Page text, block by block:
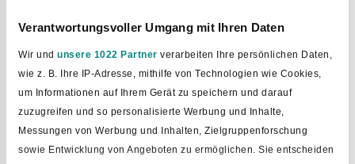
Verantwortungsvoller Umgang mit Ihren Daten
Wir und unsere 1022 Partner verarbeiten Ihre persönlichen Daten,
wie z. B. Ihre IP-Adresse, mithilfe von Technologien wie Cookies,
um Informationen auf Ihrem Gerät zu speichern und darauf
zuzugreifen und so personalisierte Werbung und Inhalte,
Messungen von Werbung und Inhalten, Zielgruppenforschung
sowie Entwicklung von Angeboten zu ermöglichen. Sie entscheiden
zurück zur Auswahl